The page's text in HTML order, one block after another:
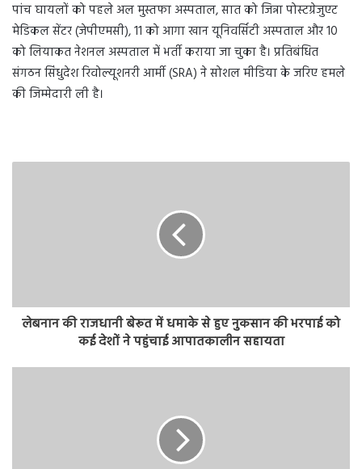
पांच घायलों को पहले अल मुस्तफा अस्पताल, सात को जिन्ना पोस्टग्रेजुएट
मेडिकल सेंटर (जेपीएमसी), 11 को आगा खान यूनिवर्सिटी अस्पताल और 10
को लियाकत नेशनल अस्पताल में भर्ती कराया जा चुका है। प्रतिबंधित
संगठन सिंधुदेश रिवोल्यूशनरी आर्मी (SRA) ने सोशल मीडिया के जरिए हमले
की जिम्मेदारी ली है।
लेबनान की राजधानी बेरूत में धमाके से हुए नुकसान की भरपाई को
कई देशों ने पहुंचाई आपातकालीन सहायता